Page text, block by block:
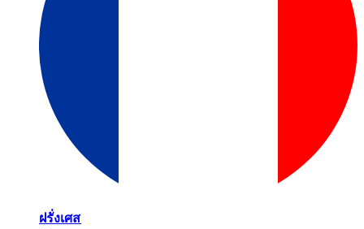
ฝรั่งเศส​​